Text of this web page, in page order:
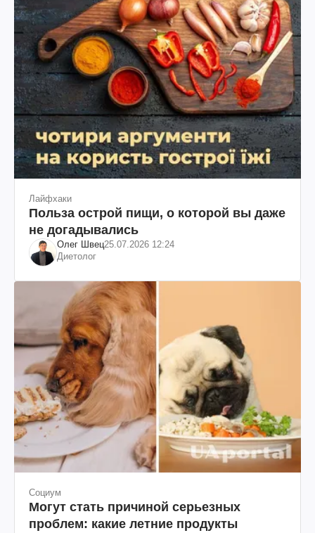
Лайфхаки
Польза острой пищи, о которой вы даже
не догадывались
Олег Швец25.07.2026 12:24
Диетолог
Социум
Могут стать причиной серьезных
проблем: какие летние продукты